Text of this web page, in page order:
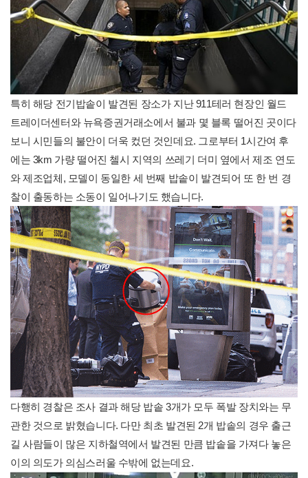
특히 해당 전기밥솥이 발견된 장소가 지난 911테러 현장인 월드
트레이더센터와 뉴욕증권거래소에서 불과 몇 블록 떨어진 곳이다
보니 시민들의 불안이 더욱 컸던 것인데요. 그로부터 1시간여 후
에는 3km 가량 떨어진 첼시 지역의 쓰레기 더미 옆에서 제조 연도
와 제조업체, 모델이 동일한 세 번째 밥솥이 발견되어 또 한 번 경
찰이 출동하는 소동이 일어나기도 했습니다.
다행히 경찰은 조사 결과 해당 밥솥 3개가 모두 폭발 장치와는 무
관한 것으로 밝혔습니다. 다만 최초 발견된 2개 밥솥의 경우 출근
길 사람들이 많은 지하철역에서 발견된 만큼 밥솥을 가져다 놓은
이의 의도가 의심스러울 수밖에 없는데요.